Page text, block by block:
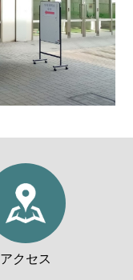
アクセス